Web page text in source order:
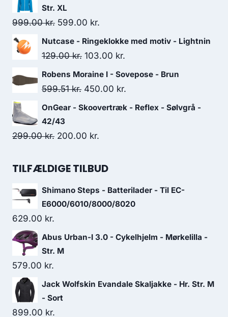
was:
449.00 kr..
Str. XL
999.00kr. Original
price
was:
599.00 kr.
price
is:
Nutcase - Ringeklokke med motiv - Lightnin
129.00kr. Original
price
was:
103.00 kr.
price
Robens Moraine I - Sovepose - Brun
599.51kr. Original
price
599.51 kr..
450.00 kr.
price
OnGear - Skoovertræk - Reflex - Sølvgrå -
42/43
299.00kr. Original
was:
200.00 kr.
is:
TILFÆLDIGE TILBUD
Shimano Steps - Batterilader - Til EC-
E6000/6010/8000/8020
629.00 kr.
Abus Urban-I 3.0 - Cykelhjelm - Mørkelilla -
Str. M
579.00 kr.
Jack Wolfskin Evandale Skaljakke - Hr. Str. M
- Sort
899.00 kr.